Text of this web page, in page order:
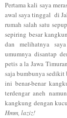
Pertama kali saya
awal saya tinggal di
rumah salah satu
sepiring besar
dan melihatnya
umumnya disantap
petis a la Jawa
saja bumbunya sedikit
ini benar-benar
terdengar aneh
kangkung dengan
Hmm, laziz!